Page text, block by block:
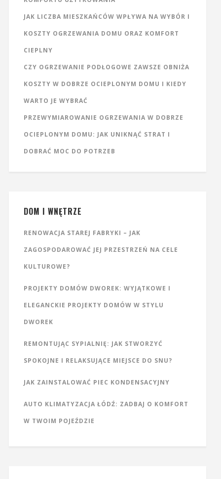
JAK LICZBA MIESZKAŃCÓW WPŁYWA NA WYBÓR I
KOSZTY OGRZEWANIA DOMU ORAZ KOMFORT
CIEPLNY
CZY OGRZEWANIE PODŁOGOWE ZAWSZE OBNIŻA
KOSZTY W DOBRZE OCIEPLONYM DOMU I KIEDY
WARTO JE WYBRAĆ
PRZEWYMIAROWANIE OGRZEWANIA W DOBRZE
OCIEPLONYM DOMU: JAK UNIKNĄĆ STRAT I
DOBRAĆ MOC DO POTRZEB
DOM I WNĘTRZE
RENOWACJA STAREJ FABRYKI – JAK
ZAGOSPODAROWAĆ JEJ PRZESTRZEŃ NA CELE
KULTUROWE?
PROJEKTY DOMÓW DWOREK: WYJĄTKOWE I
ELEGANCKIE PROJEKTY DOMÓW W STYLU
DWOREK
REMONTUJĄC SYPIALNIĘ: JAK STWORZYĆ
SPOKOJNE I RELAKSUJĄCE MIEJSCE DO SNU?
JAK ZAINSTALOWAĆ PIEC KONDENSACYJNY
AUTO KLIMATYZACJA ŁÓDŹ: ZADBAJ O KOMFORT
W TWOIM POJEŹDZIE